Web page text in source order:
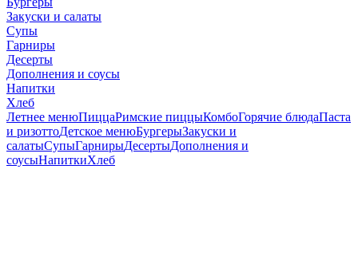
Закуски и салаты
Супы
Гарниры
Десерты
Дополнения и соусы
Напитки
Хлеб
Летнее менюПиццаРимские пиццыКомбоГорячие блюдаПаста
и ризоттоДетское менюБургерыЗакуски и
салатыСупыГарнирыДесертыДополнения и
соусыНапиткиХлеб